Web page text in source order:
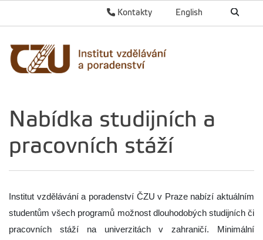
English
Kontakty
Nabídka studijních a
pracovních stáží
Institut vzdělávání a poradenství ČZU v Praze nabízí aktuálním
studentům všech programů možnost dlouhodobých studijních či
pracovních stáží na univerzitách v zahraničí. Minimální